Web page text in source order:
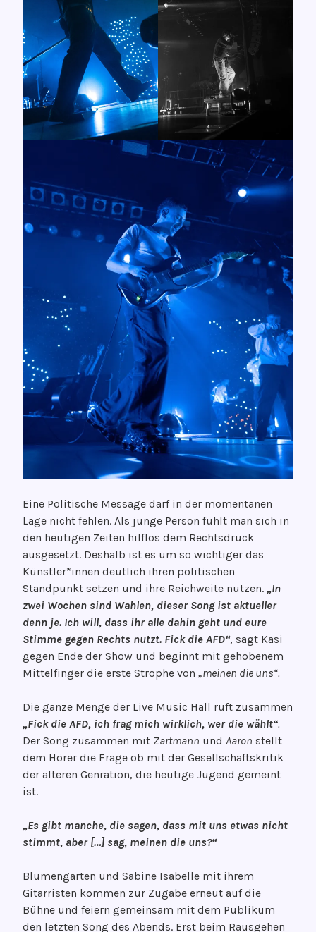
Eine Politische Message darf in der momentanen
Lage nicht fehlen. Als junge Person fühlt man sich in
den heutigen Zeiten hilflos dem Rechtsdruck
ausgesetzt. Deshalb ist es um so wichtiger das
Künstler*innen deutlich ihren politischen
Standpunkt setzen und ihre Reichweite nutzen. „In
zwei Wochen sind Wahlen, dieser Song ist aktueller
denn je. Ich will, dass ihr alle dahin geht und eure
Stimme gegen Rechts nutzt. Fick die AFD“, sagt Kasi
gegen Ende der Show und beginnt mit gehobenem
Mittelfinger die erste Strophe von „meinen die uns“.
Die ganze Menge der Live Music Hall ruft zusammen
„Fick die AFD, ich frag mich wirklich, wer die wählt“.
Der Song zusammen mit Zartmann und Aaron stellt
dem Hörer die Frage ob mit der Gesellschaftskritik
der älteren Genration, die heutige Jugend gemeint
ist.
„Es gibt manche, die sagen, dass mit uns etwas nicht
stimmt, aber […] sag, meinen die uns?“
Blumengarten und Sabine Isabelle mit ihrem
Gitarristen kommen zur Zugabe erneut auf die
Bühne und feiern gemeinsam mit dem Publikum
den letzten Song des Abends. Erst beim Rausgehen